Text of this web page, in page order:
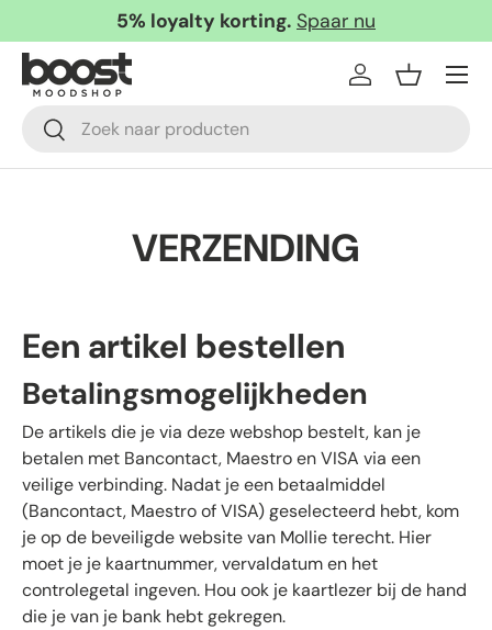
Ga naar inhoud
5% loyalty korting. Spaar nu
Zoeken
Zoeken
InloggenMandje
Menu
VERZENDING
Een artikel bestellen
Betalingsmogelijkheden
De artikels die je via deze webshop bestelt, kan je
betalen met Bancontact, Maestro en VISA via een
veilige verbinding. Nadat je een betaalmiddel
(Bancontact, Maestro of VISA) geselecteerd hebt, kom
je op de beveiligde website van Mollie terecht. Hier
moet je je kaartnummer, vervaldatum en het
controlegetal ingeven. Hou ook je kaartlezer bij de hand
die je van je bank hebt gekregen.